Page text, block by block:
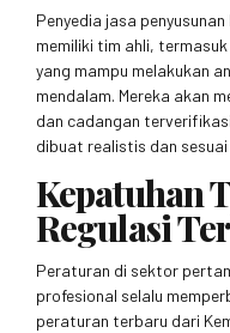
Penyedia jasa
memiliki tim ahli, termasuk
yang mampu melakukan
mendalam. Mereka akan
dan cadangan
dibuat realistis dan
Kepatuhan
Regulasi
Peraturan di sektor
profesional selalu
peraturan terbaru dari